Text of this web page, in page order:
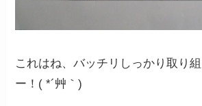
これはね、バッチリしっかり取り
ー！( *´艸｀)